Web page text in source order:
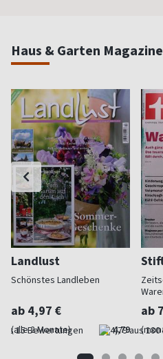
Haus & Garten Magazine
Landlust
Schönstes Landleben
ab 4,97 €
(alle 2 Monate) 4,79
ab